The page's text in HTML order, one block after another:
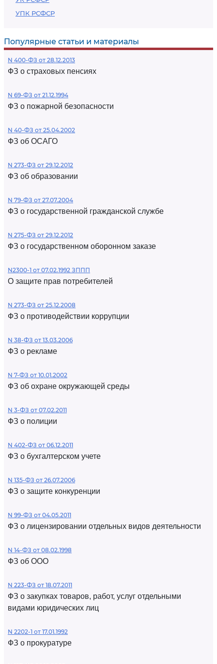
УПК РСФСР
Популярные статьи и материалы
N 400-ФЗ от 28.12.2013
ФЗ о страховых пенсиях
N 69-ФЗ от 21.12.1994
ФЗ о пожарной безопасности
N 40-ФЗ от 25.04.2002
ФЗ об ОСАГО
N 273-ФЗ от 29.12.2012
ФЗ об образовании
N 79-ФЗ от 27.07.2004
ФЗ о государственной гражданской службе
N 275-ФЗ от 29.12.2012
ФЗ о государственном оборонном заказе
N2300-1 от 07.02.1992 ЗППП
О защите прав потребителей
N 273-ФЗ от 25.12.2008
ФЗ о противодействии коррупции
N 38-ФЗ от 13.03.2006
ФЗ о рекламе
N 7-ФЗ от 10.01.2002
ФЗ об охране окружающей среды
N 3-ФЗ от 07.02.2011
ФЗ о полиции
N 402-ФЗ от 06.12.2011
ФЗ о бухгалтерском учете
N 135-ФЗ от 26.07.2006
ФЗ о защите конкуренции
N 99-ФЗ от 04.05.2011
ФЗ о лицензировании отдельных видов деятельности
N 14-ФЗ от 08.02.1998
ФЗ об ООО
N 223-ФЗ от 18.07.2011
ФЗ о закупках товаров, работ, услуг отдельными
видами юридических лиц
N 2202-1 от 17.01.1992
ФЗ о прокуратуре